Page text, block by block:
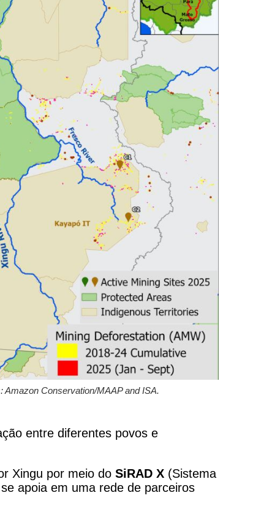
Amazon Conservation/MAAP and ISA.
entre diferentes povos e
Xingu por meio do SiRAD X (Sistema
apoia em uma rede de parceiros